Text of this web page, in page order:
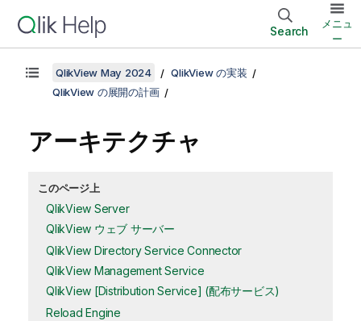
Search
メニュ
ー
QlikView May 2024
QlikView の実装
QlikView の展開の計画
アーキテクチャ
このページ上
QlikView Server
QlikView ウェブ サーバー
QlikView Directory Service Connector
QlikView Management Service
QlikView [Distribution Service] (配布サービス)
Reload Engine